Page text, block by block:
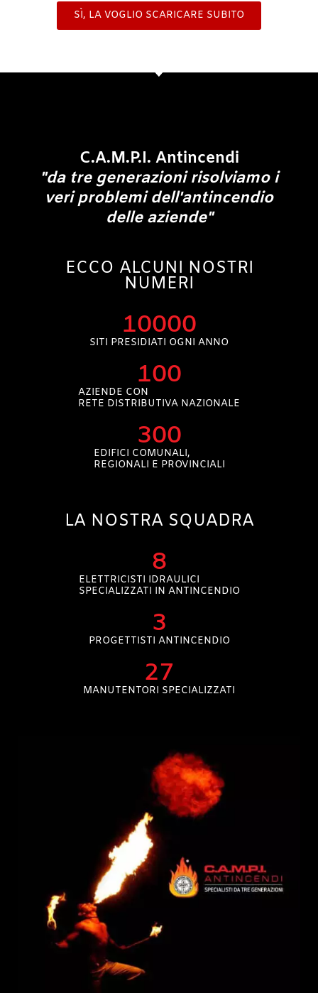
SÌ, LA VOGLIO SCARICARE SUBITO
C.A.M.P.I. Antincendi
"da tre generazioni risolviamo i
veri problemi dell'antincendio
delle aziende"
ECCO ALCUNI NOSTRI
NUMERI
SITI PRESIDIATI OGNI ANNO
10000
AZIENDE CON
RETE DISTRIBUTIVA NAZIONALE
100
EDIFICI COMUNALI,
REGIONALI E PROVINCIALI
300
LA NOSTRA SQUADRA
ELETTRICISTI IDRAULICI
SPECIALIZZATI IN ANTINCENDIO
8
PROGETTISTI ANTINCENDIO
3
MANUTENTORI SPECIALIZZATI
27